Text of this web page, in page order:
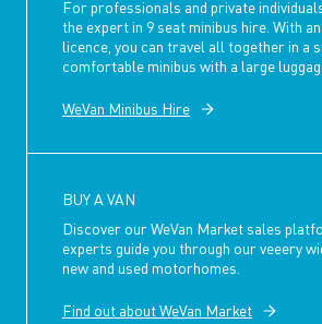
For professionals and private
the expert in 9 seat minibus hire. With
licence, you can travel all together in a
comfortable minibus with a large
WeVan Minibus Hire
BUY A VAN
Discover our WeVan Market sales
experts guide you through our veeery
new and used motorhomes.
Find out about WeVan Market